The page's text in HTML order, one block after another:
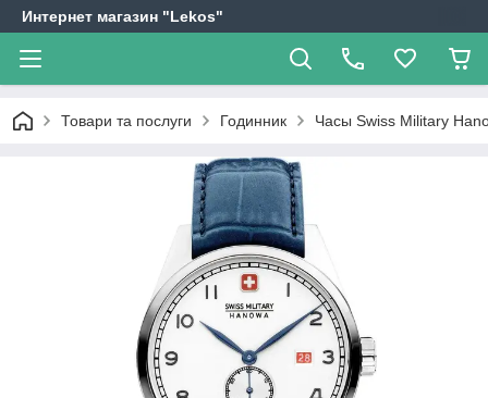
Интернет магазин "Lekos"
Товари та послуги Годинник Часы Swiss Military